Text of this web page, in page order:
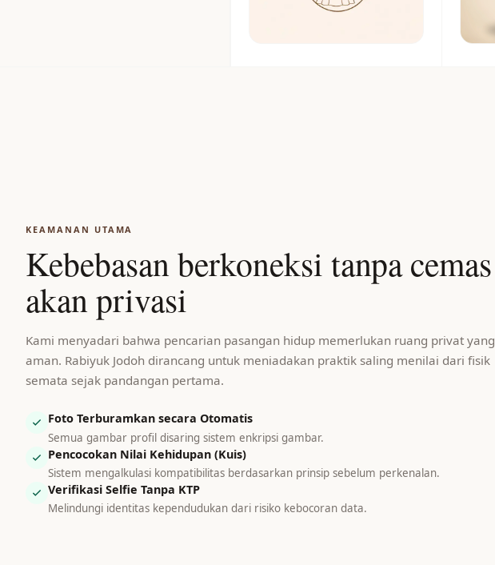
KEAMANAN UTAMA
Kebebasan berkoneksi tanpa cemas
akan privasi
Kami menyadari bahwa pencarian pasangan hidup memerlukan ruang privat yang
aman. Rabiyuk Jodoh dirancang untuk meniadakan praktik saling menilai dari fisik
semata sejak pandangan pertama.
Foto Terburamkan secara Otomatis
Semua gambar profil disaring sistem enkripsi gambar.
Pencocokan Nilai Kehidupan (Kuis)
Sistem mengalkulasi kompatibilitas berdasarkan prinsip sebelum perkenalan.
Verifikasi Selfie Tanpa KTP
Melindungi identitas kependudukan dari risiko kebocoran data.